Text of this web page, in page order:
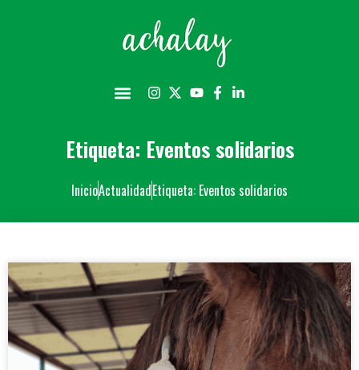
Etiqueta: Eventos solidarios
InicioActualidadEtiqueta: Eventos solidarios